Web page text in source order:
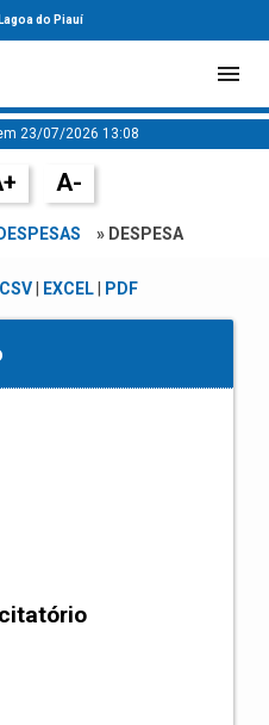
do Piauí
23/07/2026 13:08
A-
DESPESAS » DESPESA
CSV| EXCEL| PDF